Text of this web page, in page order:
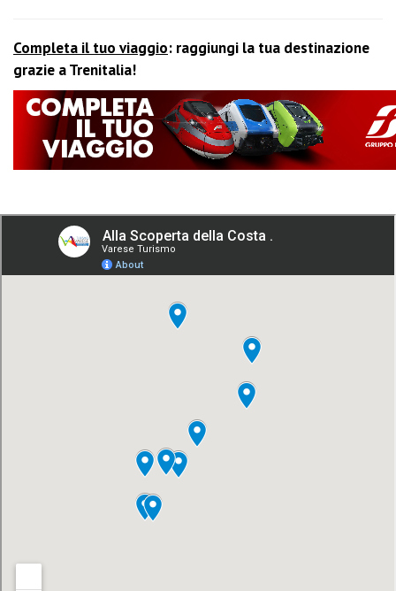
Completa il tuo viaggio: raggiungi la tua destinazione
grazie a Trenitalia!